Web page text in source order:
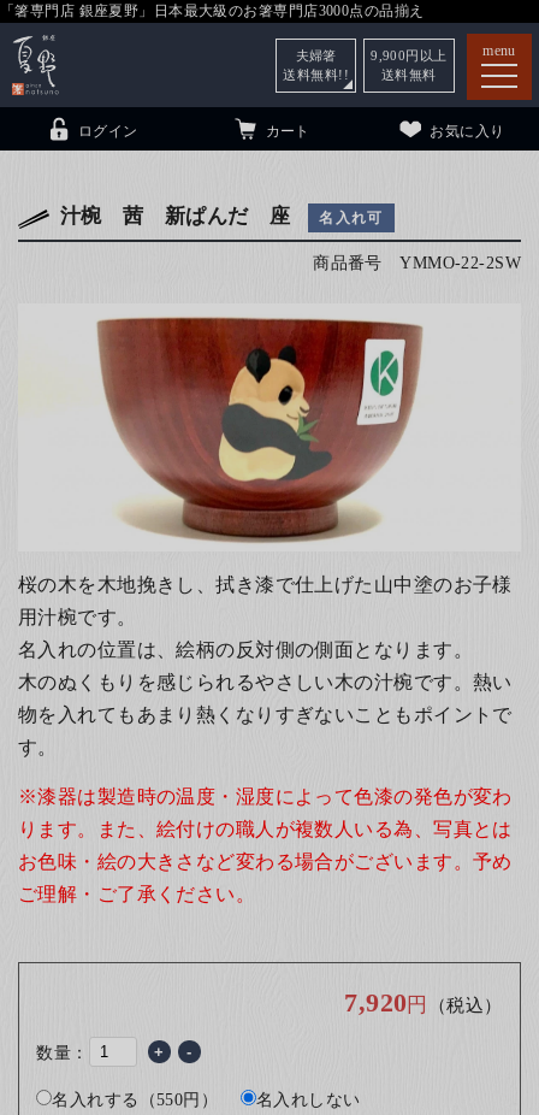
「箸専門店 銀座夏野」日本最大級のお箸専門店3000点の品揃え
menu
子供和食器（贈答用・自宅用）
銀座夏野・箸長 について
こども和食器 について
ご利用ガイド
法人・飲食店のお客様
店舗紹介
お問い合わせ
お知らせ
箸ブログ
English
ログイン カート お気に入り
夫婦箸
送料無料!!
9,900 円以上
送料無料
汁椀 茜 新ぱんだ 座 名入れ可
商品番号 YMMO-22-2SW
桜の木を木地挽きし、拭き漆で仕上げた山中塗のお子様
用汁椀です。
名入れの位置は、絵柄の反対側の側面となります。
木のぬくもりを感じられるやさしい木の汁椀です。熱い
物を入れてもあまり熱くなりすぎないこともポイントで
す。
※漆器は製造時の温度・湿度によって色漆の発色が変わ
ります。また、絵付けの職人が複数人いる為、写真とは
お色味・絵の大きさなど変わる場合がございます。予め
ご理解・ご了承ください。
7,920円 （税込）
数量： + -
名入れする（550円） 名入れしない